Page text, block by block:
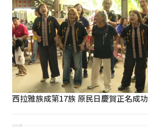
西拉雅族成第17族 原民日慶賀正名成功